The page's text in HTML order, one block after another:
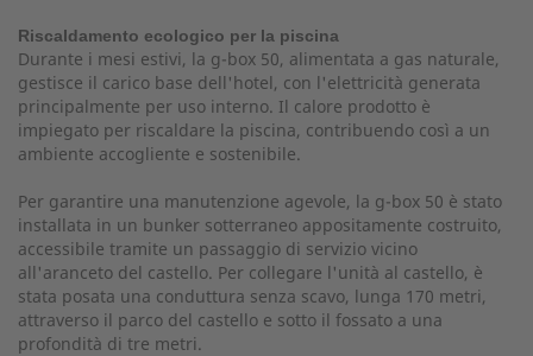
Riscaldamento ecologico per la piscina
Durante i mesi estivi, la g-box 50, alimentata a gas naturale,
gestisce il carico base dell'hotel, con l'elettricità generata
principalmente per uso interno. Il calore prodotto è
impiegato per riscaldare la piscina, contribuendo così a un
ambiente accogliente e sostenibile.
Per garantire una manutenzione agevole, la g-box 50 è stato
installata in un bunker sotterraneo appositamente costruito,
accessibile tramite un passaggio di servizio vicino
all'aranceto del castello. Per collegare l'unità al castello, è
stata posata una conduttura senza scavo, lunga 170 metri,
attraverso il parco del castello e sotto il fossato a una
profondità di tre metri.